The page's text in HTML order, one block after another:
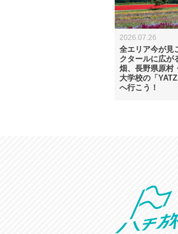
2026.07.26
全エリア今が
クタールに広が
畑、長野県原村
大学校の「YATZ
へ行こう！